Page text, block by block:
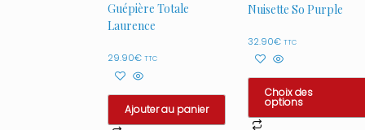
Guépière Totale
Laurence
29.90€ TTC
Ajouter au panier
Nuisette So Purple
32.90€ TTC
Choix des
options